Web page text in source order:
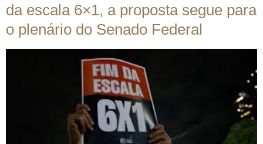
da escala 6×1, a proposta segue para
o plenário do Senado Federal